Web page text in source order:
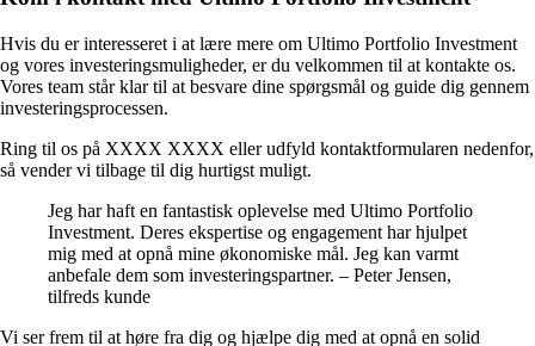
Hvis du er interesseret i at lære mere om Ultimo Portfolio Investment
og vores investeringsmuligheder, er du velkommen til at kontakte os.
Vores team står klar til at besvare dine spørgsmål og guide dig gennem
investeringsprocessen.
Ring til os på XXXX XXXX eller udfyld kontaktformularen nedenfor,
så vender vi tilbage til dig hurtigst muligt.
Jeg har haft en fantastisk oplevelse med Ultimo Portfolio
Investment. Deres ekspertise og engagement har hjulpet
mig med at opnå mine økonomiske mål. Jeg kan varmt
anbefale dem som investeringspartner. – Peter Jensen,
tilfreds kunde
Vi ser frem til at høre fra dig og hjælpe dig med at opnå en solid